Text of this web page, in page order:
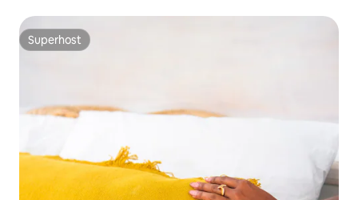
Superhost
Superhost